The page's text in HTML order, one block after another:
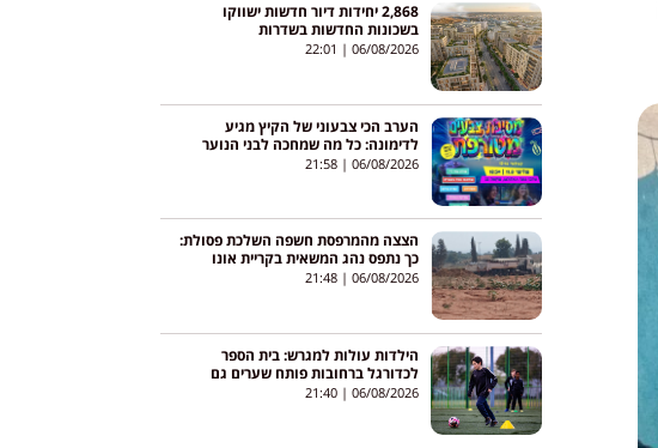
2,868 יחידות דיור חדשות ישווקו
בשכונות החדשות בשדרות
06/08/2026
הערב הכי צבעוני של הקיץ מגיע
לדימונה: כל מה שמחכה לבני הנוער
06/08/2026
21:58
הצצה מהמרפסת חשפה השלכת פסולת:
כך נתפס נהג המשאית בקריית אונו
06/08/2026
21:48
הילדות עולות למגרש: בית הספר
לכדורגל ברחובות פותח שערים גם
לבנות
06/08/2026
21:40